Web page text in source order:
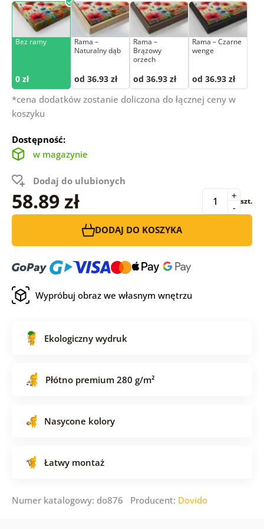
Bez ramy
0 zł
Rama –
Naturalny dąb
od 36.93 zł
Rama –
Brązowy
orzech
od 36.93 zł
Rama – Czarne
wenge
od 36.93 zł
*cena dodatków zostanie doliczona do łącznej ceny w
koszyku
Dostępność:
w magazynie
Dodaj do ulubionych
58.89 zł -
+ szt.
DODAJ DO KOSZYKA
Wypróbuj obraz we własnym wnętrzu
Ekologiczny wydruk
Płótno premium 280 g/m²
Nasycone kolory
Łatwy montaż
Numer katalogowy: do876 Producent: Dovido